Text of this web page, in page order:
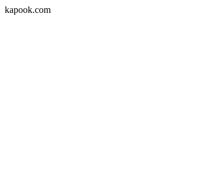
kapook.com